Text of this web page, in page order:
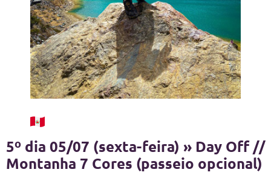
5º dia 05/07 (sexta-feira) » Day Off //
Montanha 7 Cores (passeio opcional)